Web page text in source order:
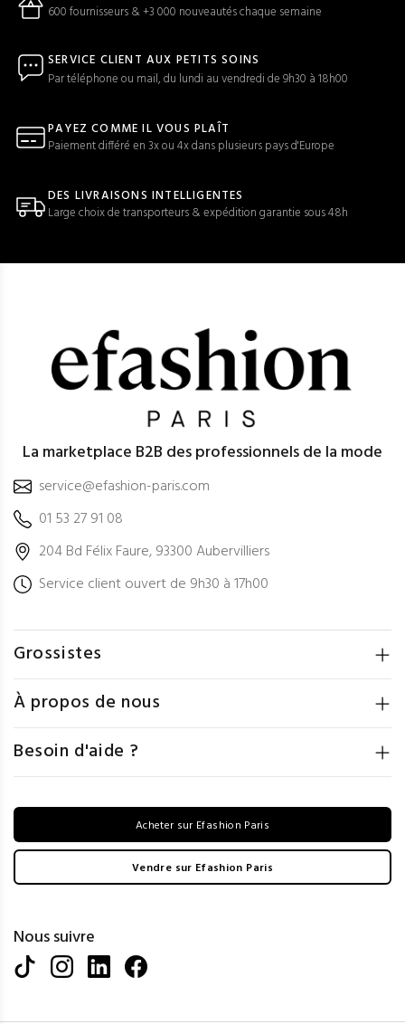
600 fournisseurs & +3 000 nouveautés chaque semaine
SERVICE CLIENT AUX PETITS SOINS
Par téléphone ou mail, du lundi au vendredi de 9h30 à 18h00
PAYEZ COMME IL VOUS PLAÎT
Paiement différé en 3x ou 4x dans plusieurs pays d'Europe
DES LIVRAISONS INTELLIGENTES
Large choix de transporteurs & expédition garantie sous 48h
La marketplace B2B des professionnels de la mode
service@efashion-paris.com
01 53 27 91 08
204 Bd Félix Faure, 93300 Aubervilliers
Service client ouvert de 9h30 à 17h00
Grossistes
À propos de nous
Besoin d'aide ?
Acheter sur Efashion Paris
Vendre sur Efashion Paris
Nous suivre